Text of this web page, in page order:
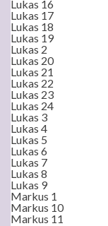
Lukas 16
Lukas 17
Lukas 18
Lukas 19
Lukas 2
Lukas 20
Lukas 21
Lukas 22
Lukas 23
Lukas 24
Lukas 3
Lukas 4
Lukas 5
Lukas 6
Lukas 7
Lukas 8
Lukas 9
Markus 1
Markus 10
Markus 11